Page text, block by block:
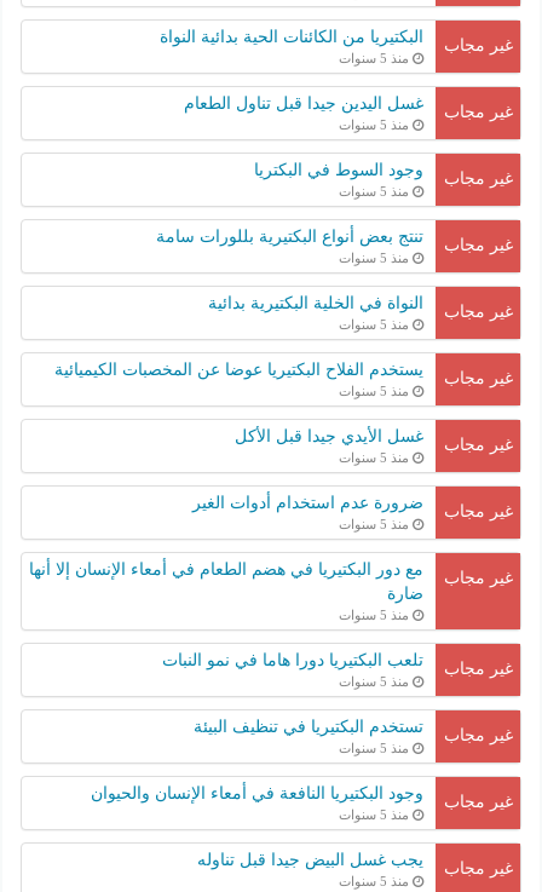
غير مجاب البكتيريا من الكائنات الحية بدائية النواة
منذ 5 سنوات
غير مجاب غسل اليدين جيدا قبل تناول الطعام
منذ 5 سنوات
غير مجاب وجود السوط في البكتريا
منذ 5 سنوات
غير مجاب تنتج بعض أنواع البكتيرية بللورات سامة
منذ 5 سنوات
غير مجاب النواة في الخلية البكتيرية بدائية
منذ 5 سنوات
غير مجاب يستخدم الفلاح البكتيريا عوضا عن المخصبات الكيميائية
منذ 5 سنوات
غير مجاب غسل الأيدي جيدا قبل الأكل
منذ 5 سنوات
غير مجاب ضرورة عدم استخدام أدوات الغير
منذ 5 سنوات
غير مجاب
مع دور البكتيريا في هضم الطعام في أمعاء الإنسان إلا أنها
ضارة
منذ 5 سنوات
غير مجاب تلعب البكتيريا دورا هاما في نمو النبات
منذ 5 سنوات
غير مجاب تستخدم البكتيريا في تنظيف البيئة
منذ 5 سنوات
غير مجاب وجود البكتيريا النافعة في أمعاء الإنسان والحيوان
منذ 5 سنوات
غير مجاب يجب غسل البيض جيدا قبل تناوله
منذ 5 سنوات